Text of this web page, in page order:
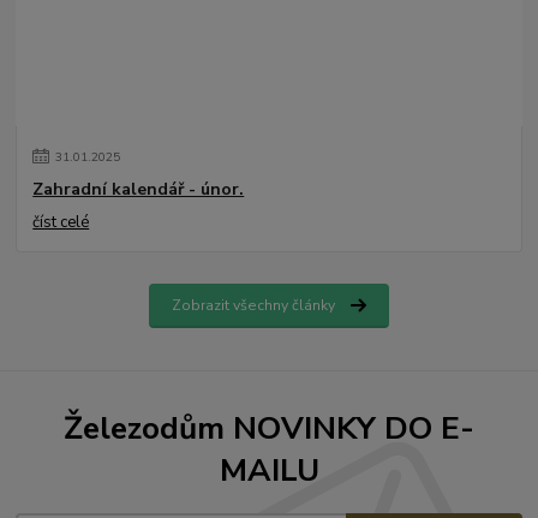
31.01.2025
Zahradní kalendář - únor.
číst celé
Zobrazit všechny články
Železodům NOVINKY DO E-
MAILU